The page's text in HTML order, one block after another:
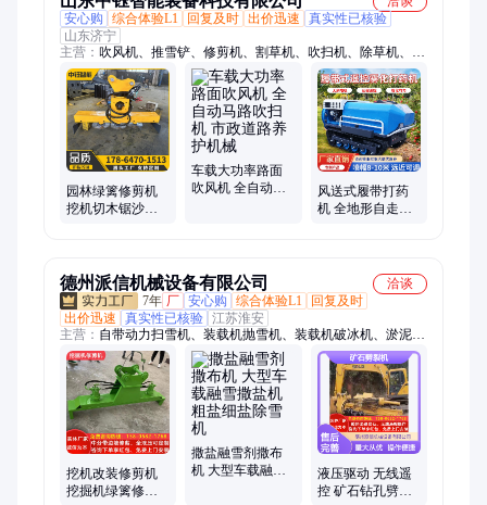
安心购
综合体验L1 回复及时 出价迅速
真实性已核验
山东济宁
主营： 吹风机、推雪铲、修剪机、割草机、吹扫机、除草机、洒
盐机、运输车、推雪板、撒粪车、打药机、抓木机、履带底盘、
运输拖车、蜘蛛吊机、蜘蛛吊车、底盘总成、电动叉车、装卸搬
运车、轮式清雪机、水下清淤机、手扶扫雪滚、施肥撒肥机、液
压升降机、沥青搅拌机
园林绿篱修剪机
挖机切木锯沙柳
车载大功率路面
吹风机 全自动马
风送式履带打药
机 全地形自走式
德州派信机械设备有限公司
洽谈
7年 厂 安心购 综合体验L1
回复及时
出价迅速
真实性已核验 江苏淮安
主营： 自带动力扫雪机、装载机抛雪机、装载机破冰机、淤泥固
化搅拌头、钻裂一体机、挖掘机岩石锯、挖掘机破碎斗、挖掘机
筛分斗、挖掘机开沟机、挖改钻机、岩石劈裂机、非固化喷涂
机、挖掘机电杆夹、挖掘机碎草机、护栏清洗机、挖掘机碎木
机、挖掘机抱夹锯、挖掘机滚筒夯、挖掘机旋耕机、螺旋方孔钻
机、岩石劈裂棒、车载式推雪铲、高速公路绿篱修剪机、车载式
扫雪机、马路吹风机
挖机改装修剪机
挖掘机绿篱修剪
撒盐融雪剂撒布
机 大型车载融雪
液压驱动 无线遥
控 矿石钻孔劈裂